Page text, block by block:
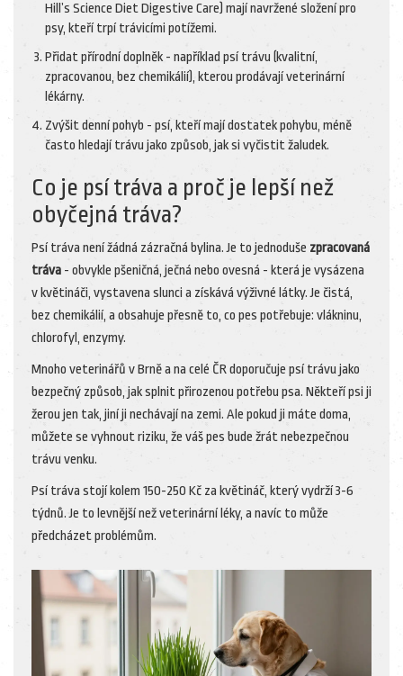
Hill’s Science Diet Digestive Care) mají navržené složení pro
psy, kteří trpí trávicími potížemi.
Přidat přírodní doplněk - například psí trávu (kvalitní,
zpracovanou, bez chemikálií), kterou prodávají veterinární
lékárny.
Zvýšit denní pohyb - psí, kteří mají dostatek pohybu, méně
často hledají trávu jako způsob, jak si vyčistit žaludek.
Co je psí tráva a proč je lepší než
obyčejná tráva?
Psí tráva není žádná zázračná bylina. Je to jednoduše zpracovaná
tráva - obvykle pšeničná, ječná nebo ovesná - která je vysázena
v květináči, vystavena slunci a získává výživné látky. Je čistá,
bez chemikálií, a obsahuje přesně to, co pes potřebuje: vlákninu,
chlorofyl, enzymy.
Mnoho veterinářů v Brně a na celé ČR doporučuje psí trávu jako
bezpečný způsob, jak splnit přirozenou potřebu psa. Někteří psi ji
žerou jen tak, jiní ji nechávají na zemi. Ale pokud ji máte doma,
můžete se vyhnout riziku, že váš pes bude žrát nebezpečnou
trávu venku.
Psí tráva stojí kolem 150-250 Kč za květináč, který vydrží 3-6
týdnů. Je to levnější než veterinární léky, a navíc to může
předcházet problémům.